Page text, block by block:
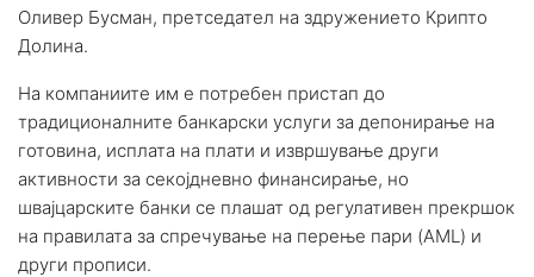
Оливер Бусман, претседател на здружението Крипто
Долина.
На компаниите им е потребен пристап до
традиционалните банкарски услуги за депонирање на
готовина, исплата на плати и извршување други
активности за секојдневно финансирање, но
швајцарските банки се плашат од регулативен прекршок
на правилата за спречување на перење пари (AML) и
други прописи.